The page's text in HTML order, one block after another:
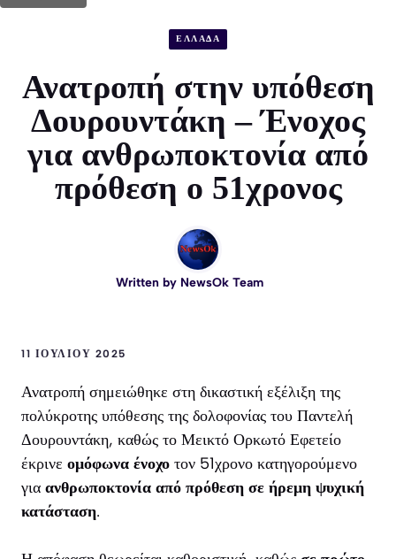
ΕΛΛΑΔΑ
Ανατροπή στην υπόθεση
Δουρουντάκη – Ένοχος
για ανθρωποκτονία από
πρόθεση ο 51χρονος
Written by NewsOk Team
11 ΙΟΥΛΊΟΥ 2025
Ανατροπή σημειώθηκε στη δικαστική εξέλιξη της
πολύκροτης υπόθεσης της δολοφονίας του Παντελή
Δουρουντάκη, καθώς το Μεικτό Ορκωτό Εφετείο
έκρινε ομόφωνα ένοχο τον 51χρονο κατηγορούμενο
για ανθρωποκτονία από πρόθεση σε ήρεμη ψυχική
κατάσταση.